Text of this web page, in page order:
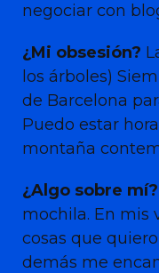
negociar con
¿Mi obsesión?
los árboles)
de Barcelona
Puedo estar
montaña
¿Algo sobre mí?
mochila. En mis
cosas que
demás me